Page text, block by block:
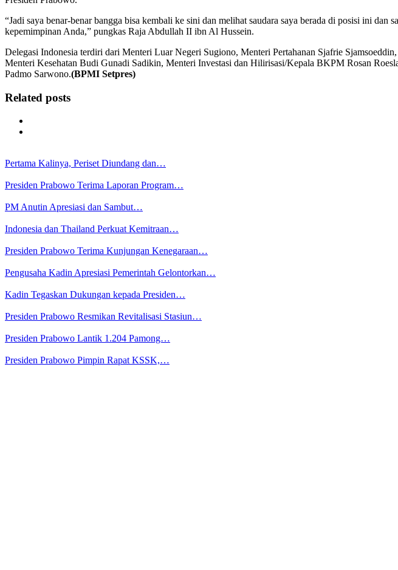
“Jadi saya benar-benar bangga bisa kembali ke sini dan melihat saudara saya berada di posisi ini
kepemimpinan Anda,” pungkas Raja Abdullah II ibn Al Hussein.
Delegasi Indonesia terdiri dari Menteri Luar Negeri Sugiono, Menteri Pertahanan Sjafrie
Menteri Kesehatan Budi Gunadi Sadikin, Menteri Investasi dan Hilirisasi/Kepala BKPM Rosan
Padmo Sarwono.(BPMI Setpres)
Related posts
Pertama Kalinya, Periset Diundang dan…
Presiden Prabowo Terima Laporan Program…
PM Anutin Apresiasi dan Sambut…
Indonesia dan Thailand Perkuat Kemitraan…
Presiden Prabowo Terima Kunjungan Kenegaraan…
Pengusaha Kadin Apresiasi Pemerintah Gelontorkan…
Kadin Tegaskan Dukungan kepada Presiden…
Presiden Prabowo Resmikan Revitalisasi Stasiun…
Presiden Prabowo Lantik 1.204 Pamong…
Presiden Prabowo Pimpin Rapat KSSK,…